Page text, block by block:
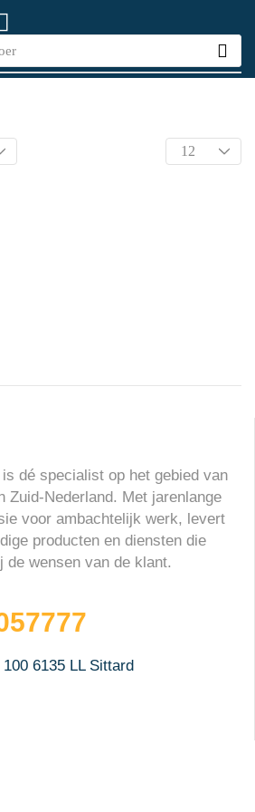
dé specialist op het gebied van
Zuid-Nederland. Met jarenlange
voor ambachtelijk werk, levert
producten en diensten die
de wensen van de klant.
6135 LL Sittard